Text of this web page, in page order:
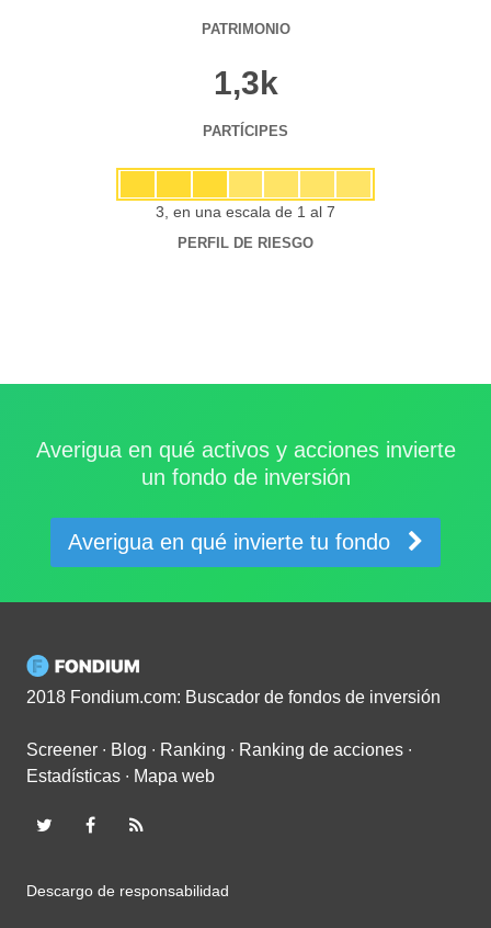
PATRIMONIO
1,3k
PARTÍCIPES
3, en una escala de 1 al 7
PERFIL DE RIESGO
Averigua en qué activos y acciones invierte
un fondo de inversión
Averigua en qué invierte tu fondo
2018 Fondium.com: Buscador de fondos de inversión
Screener ∙ Blog ∙ Ranking ∙ Ranking de acciones ∙
Estadísticas ∙ Mapa web
Descargo de responsabilidad